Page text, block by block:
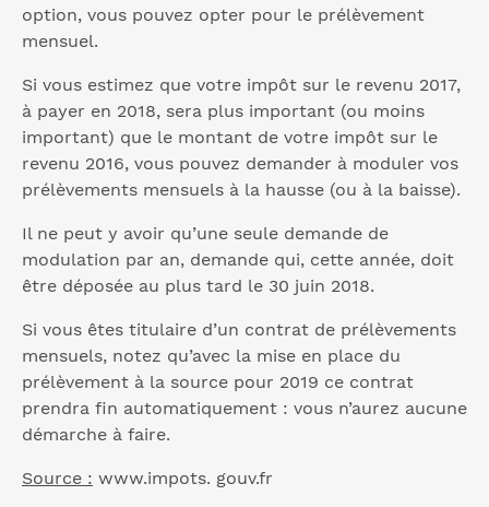
option, vous pouvez opter pour le prélèvement
mensuel.
Si vous estimez que votre impôt sur le revenu 2017,
à payer en 2018, sera plus important (ou moins
important) que le montant de votre impôt sur le
revenu 2016, vous pouvez demander à moduler vos
prélèvements mensuels à la hausse (ou à la baisse).
Il ne peut y avoir qu’une seule demande de
modulation par an, demande qui, cette année, doit
être déposée au plus tard le 30 juin 2018.
Si vous êtes titulaire d’un contrat de prélèvements
mensuels, notez qu’avec la mise en place du
prélèvement à la source pour 2019 ce contrat
prendra fin automatiquement : vous n’aurez aucune
démarche à faire.
Source : www.impots. gouv.fr